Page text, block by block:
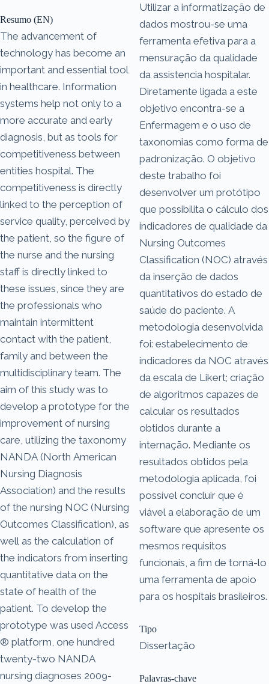
Resumo (EN)
The advancement of
technology has become an
important and essential tool
in healthcare. Information
systems help not only to a
more accurate and early
diagnosis, but as tools for
competitiveness between
entities hospital. The
competitiveness is directly
linked to the perception of
service quality, perceived by
the patient, so the figure of
the nurse and the nursing
staff is directly linked to
these issues, since they are
the professionals who
maintain intermittent
contact with the patient,
family and between the
multidisciplinary team. The
aim of this study was to
develop a prototype for the
improvement of nursing
care, utilizing the taxonomy
NANDA (North American
Nursing Diagnosis
Association) and the results
of the nursing NOC (Nursing
Outcomes Classification), as
well as the calculation of
the indicators from inserting
quantitative data on the
state of health of the
patient. To develop the
prototype was used Access
® platform, one hundred
twenty-two NANDA
nursing diagnoses 2009-
Utilizar a informatização de
dados mostrou-se uma
ferramenta efetiva para a
mensuração da qualidade
da assistencia hospitalar.
Diretamente ligada a este
objetivo encontra-se a
Enfermagem e o uso de
taxonomias como forma de
padronização. O objetivo
deste trabalho foi
desenvolver um protótipo
que possibilita o cálculo dos
indicadores de qualidade da
Nursing Outcomes
Classification (NOC) através
da inserção de dados
quantitativos do estado de
saúde do paciente. A
metodologia desenvolvida
foi: estabelecimento de
indicadores da NOC através
da escala de Likert; criação
de algoritmos capazes de
calcular os resultados
obtidos durante a
internação. Mediante os
resultados obtidos pela
metodologia aplicada, foi
possível concluir que é
viável a elaboração de um
software que apresente os
mesmos requisitos
funcionais, a fim de torná-lo
uma ferramenta de apoio
para os hospitais brasileiros.
Tipo
Dissertação
Palavras-chave